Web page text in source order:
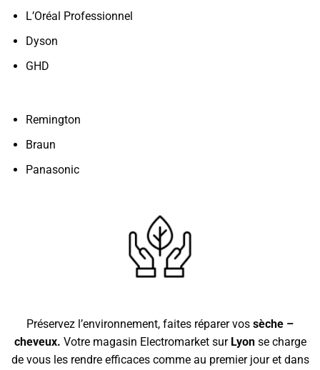
L’Oréal Professionnel
Dyson
GHD
Remington
Braun
Panasonic
Préservez l’environnement, faites réparer vos sèche –
cheveux. Votre magasin Electromarket sur Lyon se charge
de vous les rendre efficaces comme au premier jour et dans